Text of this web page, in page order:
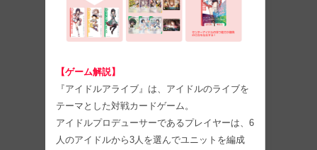
【ゲーム解説】
『アイドルアライブ』は、アイドルのライブを
テーマとした対戦カードゲーム。
アイドルプロデューサーであるプレイヤーは、6
人のアイドルから3人を選んでユニットを編成